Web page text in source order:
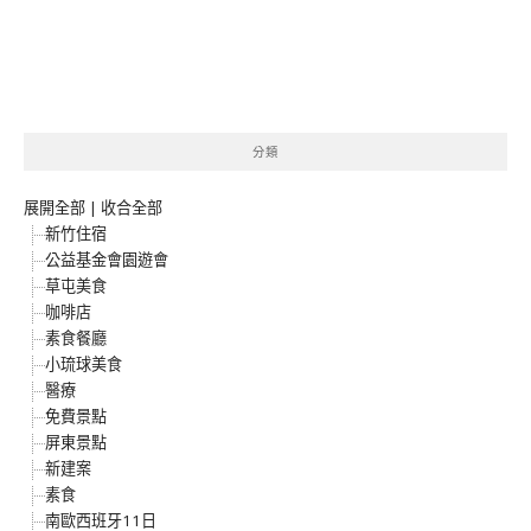
分類
展開全部 | 收合全部
新竹住宿
公益基金會園遊會
草屯美食
咖啡店
素食餐廳
小琉球美食
醫療
免費景點
屏東景點
新建案
素食
南歐西班牙11日